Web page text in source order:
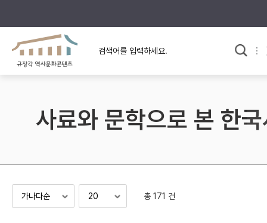
규장각의 어제와 오늘
규장각 소개영상
사료와 문학으로 본
고대
고려
조선 후기
사료와 문학으로 본 한
총 171 건